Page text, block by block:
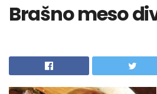
Brašno meso